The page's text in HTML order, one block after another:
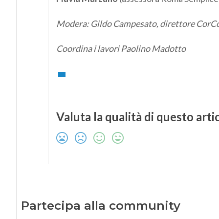
Modera: Gildo Campesato, direttore
Coordina i lavori Paolino Madotto
Valuta la qualità di questo
Partecipa alla community